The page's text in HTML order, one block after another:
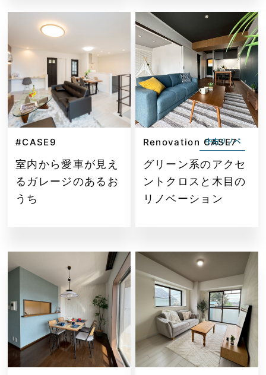
#CASE9
室内から愛車が見え
るガレージのあるお
うち
中古リノベ
Renovation CASE7
グリーン系のアクセ
ントクロスと木目の
リノベーション